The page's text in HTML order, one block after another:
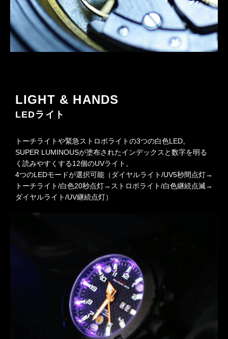
LIGHT & HANDS
LEDライト
トーチライトや緊急ストロボライトの3つの白色LED。
SUPER LUMINOUSが塗布されたインデックスと数字を明る
く読みやすくする12個のUVライト。
4つのLEDモードが選択可能（ダイヤルライト/UV5秒間点灯→
トーチライト/白色20秒点灯→ストロボライト/白色継続点滅→
ダイヤルライト/UV継続点灯）